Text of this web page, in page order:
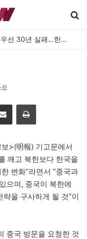
로버트 조셉 전 美국무차관 “비핵화 우선 30년 실패…한미동맹 최종목표 ‘자유통일한국’으로”
이메일
>(明報) 기고문에서
깨고 북한보다 한국을
변화”라면서 “중국과
으며, 중국이 북한에
을 구사하게 될 것”이
중국 방문을 요청한 것